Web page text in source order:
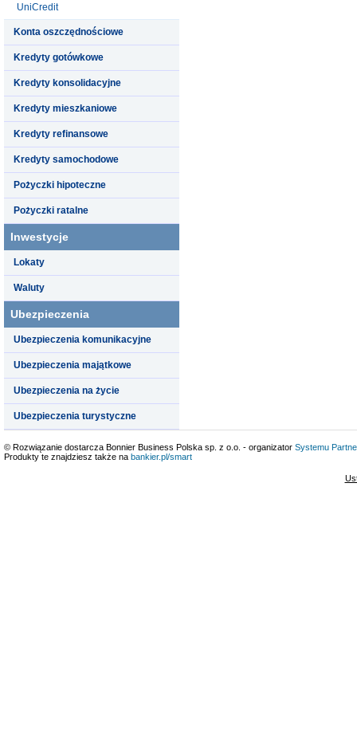
UniCredit
Konta oszczędnościowe
Kredyty gotówkowe
Kredyty konsolidacyjne
Kredyty mieszkaniowe
Kredyty refinansowe
Kredyty samochodowe
Pożyczki hipoteczne
Pożyczki ratalne
Inwestycje
Lokaty
Waluty
Ubezpieczenia
Ubezpieczenia komunikacyjne
Ubezpieczenia majątkowe
Ubezpieczenia na życie
Ubezpieczenia turystyczne
© Rozwiązanie dostarcza Bonnier Business Polska sp. z o.o. - organizator Systemu
Produkty te znajdziesz także na bankier.pl/smart